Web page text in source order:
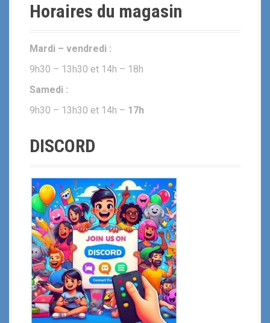
Horaires du magasin
Mardi – vendredi :
9h30 – 13h30 et 14h – 18h
Samedi :
9h30 – 13h30 et 14h – 17h
DISCORD